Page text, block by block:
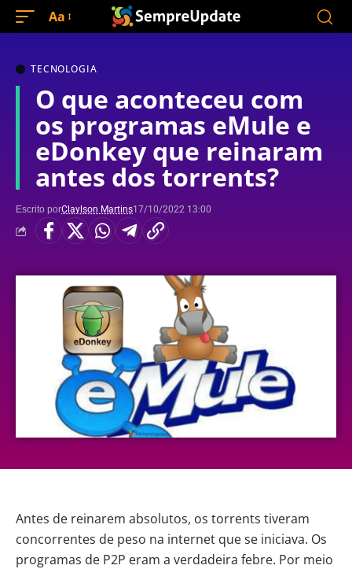
Aa
TECNOLOGIA
O que aconteceu com
os programas eMule e
eDonkey que reinaram
antes dos torrents?
Escrito porClaylson Martins17/10/2022 13:00
Antes de reinarem absolutos, os torrents tiveram
concorrentes de peso na internet que se iniciava. Os
programas de P2P eram a verdadeira febre. Por meio